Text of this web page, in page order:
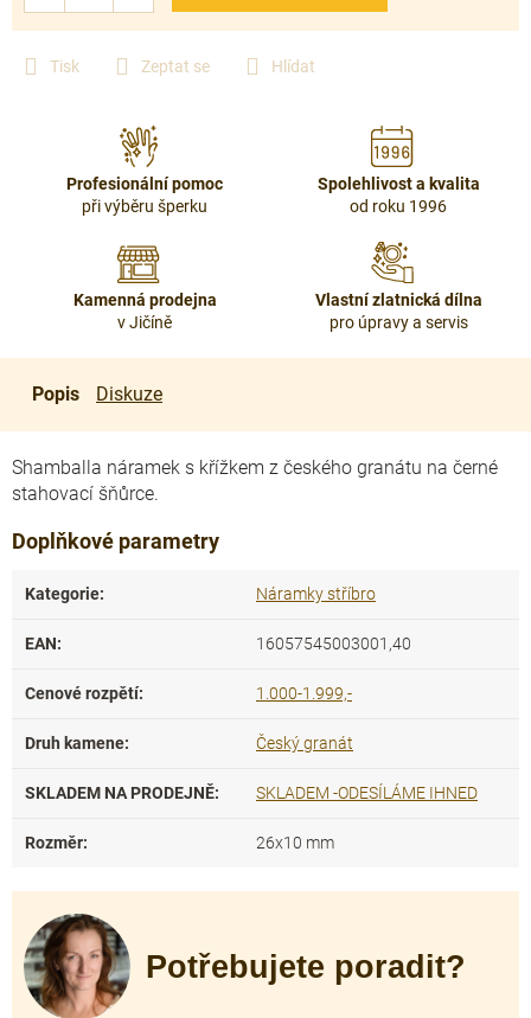
Tisk Zeptat se Hlídat
Profesionální pomoc
při výběru šperku
Spolehlivost a kvalita
od roku 1996
Kamenná prodejna
v Jičíně
Vlastní zlatnická dílna
pro úpravy a servis
Popis Diskuze
Shamballa náramek s křížkem z českého granátu na černé
stahovací šňůrce.
Doplňkové parametry
Kategorie: Náramky stříbro
EAN: 16057545003001,40
Cenové rozpětí: 1.000-1.999,-
Druh kamene: Český granát
SKLADEM NA PRODEJNĚ: SKLADEM -ODESÍLÁME IHNED
Rozměr: 26x10 mm
Potřebujete poradit?